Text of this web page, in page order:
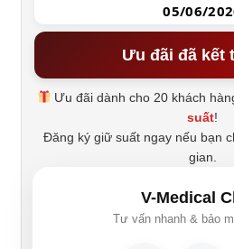
05/06/
Ưu đãi đã kết
Ưu đãi dành cho 20 khách
suất!
Đăng ký giữ suất ngay nếu bạn
gian.
V-Medical
Tư vấn nhanh & bảo